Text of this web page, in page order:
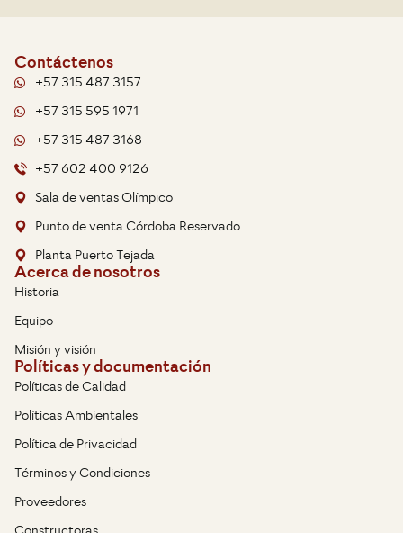
Contáctenos
+57 315 487 3157
+57 315 595 1971
+57 315 487 3168
+57 602 400 9126
Sala de ventas Olímpico
Punto de venta Córdoba Reservado
Planta Puerto Tejada
Acerca de nosotros
Historia
Equipo
Misión y visión
Políticas y documentación
Políticas de Calidad
Políticas Ambientales
Política de Privacidad
Términos y Condiciones
Proveedores